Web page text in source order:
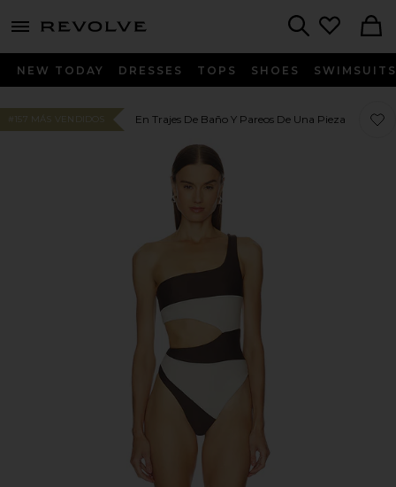
menu - shows more content
NEW TODAY DRESSES TOPS SHOES SWIMSUITS
#157 MÁS VENDIDOS En Trajes De Baño Y Pareos De Una Pieza